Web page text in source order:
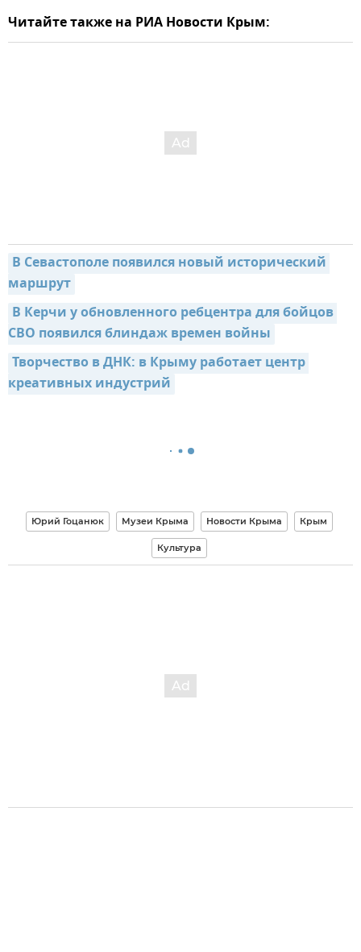
Читайте также на РИА Новости Крым:
В Севастополе появился новый исторический
маршрут
В Керчи у обновленного ребцентра для бойцов
СВО появился блиндаж времен войны
Творчество в ДНК: в Крыму работает центр
креативных индустрий
Юрий Гоцанюк Музеи Крыма Новости Крыма Крым
Культура